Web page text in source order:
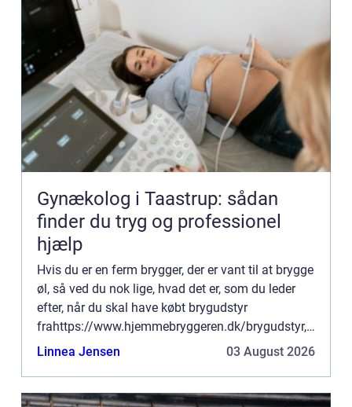
Gynækolog i Taastrup: sådan
finder du tryg og professionel
hjælp
Hvis du er en ferm brygger, der er vant til at brygge
øl, så ved du nok lige, hvad det er, som du leder
efter, når du skal have købt brygudstyr
frahttps://www.hjemmebryggeren.dk/brygudstyr,
hvor mange af gode grunde vælger at gøre det.
Linnea Jensen 03 August 2026